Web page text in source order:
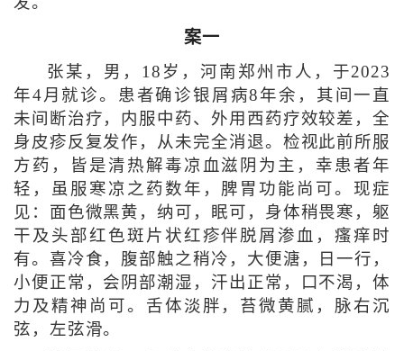
案一
张某，男，18岁，河南郑州市人，于2023
年4月就诊。患者确诊银屑病8年余，其间一直
未间断治疗，内服中药、外用西药疗效较差，全
身皮疹反复发作，从未完全消退。检视此前所服
方药，皆是清热解毒凉血滋阴为主，幸患者年
轻，虽服寒凉之药数年，脾胃功能尚可。现症
见：面色微黑黄，纳可，眠可，身体稍畏寒，躯
干及头部红色斑片状红疹伴脱屑渗血，瘙痒时
有。喜冷食，腹部触之稍冷，大便溏，日一行，
小便正常，会阴部潮湿，汗出正常，口不渴，体
力及精神尚可。舌体淡胖，苔微黄腻，脉右沉
弦，左弦滑。